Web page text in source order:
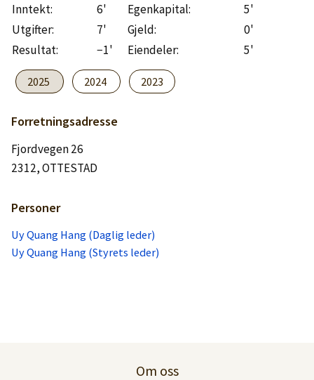
Lag konto
Inntekt: 6' Egenkapital:
5'
Utgifter:
7' Gjeld:
0'
Resultat:
−1' Eiendeler: 5'
2025 2024 2023
Forretningsadresse
Fjordvegen 26
2312, OTTESTAD
Personer
Uy Quang Hang (Daglig leder)
Uy Quang Hang (Styrets leder)
Om oss